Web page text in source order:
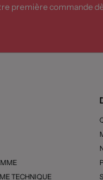
première commande
TECHNIQUE